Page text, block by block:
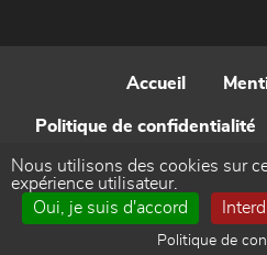
Accueil
Politique de confidentialité
Réalisé par
Nous utilisons des cookies sur
expérience utilisateur.
Oui, je suis d'accord
Politique de